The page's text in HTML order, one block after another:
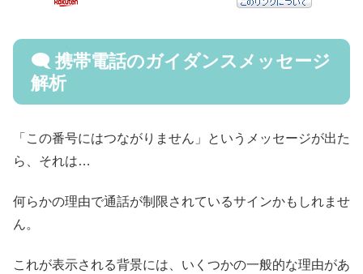
🗨️ 携帯電話のガイダンスメッセージ
解析
「この番号にはつながりません」というメッセージが出た
ら、それは…
何らかの理由で通話が制限されているサインかもしれませ
ん。
これが表示される背景には、いくつかの一般的な理由があ